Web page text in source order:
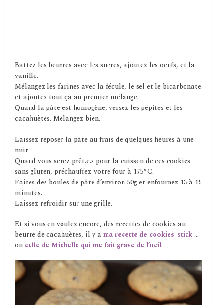
Battez les beurres avec les sucres, ajoutez les oeufs, et la
vanille.
Mélangez les farines avec la fécule, le sel et le bicarbonate
et ajoutez tout ça au premier mélange.
Quand la pâte est homogène, versez les pépites et les
cacahuètes. Mélangez bien.
Laissez reposer la pâte au frais de quelques heures à une
nuit.
Quand vous serez prêt.e.s pour la cuisson de ces cookies
sans gluten, préchauffez-votre four à 175°C.
Faites des boules de pâte d’environ 50g et enfournez 13 à 15
minutes.
Laissez refroidir sur une grille.
Et si vous en voulez encore, des recettes de cookies au
beurre de cacahuètes, il y ama recette de cookies-stick…
ou celle de Michelle qui me fait grave de l’oeil.